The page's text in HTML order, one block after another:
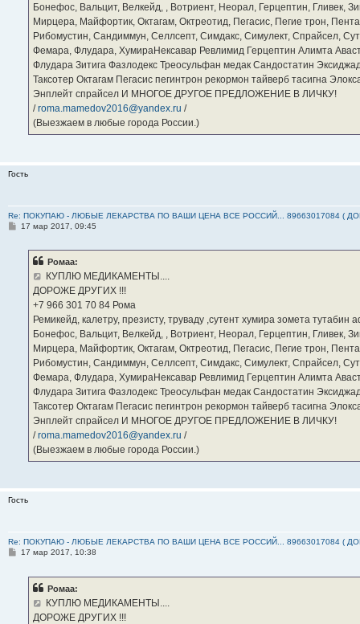
Бонефос, Вальцит, Велкейд, , Вотриент, Неорал, Герцептин, Гливек,
Мирцера, Майфортик, Октагам, Октреотид, Пегасис, Пегие трон,
Рибомустин, Сандиммун, Селлсепт, Симдакс, Симулект, Спрайсел,
Фемара, Флудара, ХумираНексавар Ревлимид Герцептин Алимта
Флудара Зитига Фазлодекс Треосульфан медак Сандостатин
Таксотер Октагам Пегасис пегинтрон рекормон тайверб тасигна
Энплейт спрайсел И МНОГОЕ ДРУГОЕ ПРЕДЛОЖЕНИЕ В ЛИЧКУ!
/roma.mamedov2016@yandex.ru /
(Выезжаем в любые города России.)
Гость
Re: ПОКУПАЮ - ЛЮБЫЕ ЛЕКАРСТВА ПО ВАШИ ЦЕНА ВСЕ РОССИЙ... 89663017084 (
С17 мар 2017, 09:45
Ромаа:
КУПЛЮ МЕДИКАМЕНТЫ....
ДОРОЖЕ ДРУГИХ !!!
‪+7 966 301 70 84‬ Рома
Ремикейд, калетру, презисту, труваду ,сутент хумира зомета
Бонефос, Вальцит, Велкейд, , Вотриент, Неорал, Герцептин, Гливек,
Мирцера, Майфортик, Октагам, Октреотид, Пегасис, Пегие трон,
Рибомустин, Сандиммун, Селлсепт, Симдакс, Симулект, Спрайсел,
Фемара, Флудара, ХумираНексавар Ревлимид Герцептин Алимта
Флудара Зитига Фазлодекс Треосульфан медак Сандостатин
Таксотер Октагам Пегасис пегинтрон рекормон тайверб тасигна
Энплейт спрайсел И МНОГОЕ ДРУГОЕ ПРЕДЛОЖЕНИЕ В ЛИЧКУ!
/roma.mamedov2016@yandex.ru /
(Выезжаем в любые города России.)
Гость
Re: ПОКУПАЮ - ЛЮБЫЕ ЛЕКАРСТВА ПО ВАШИ ЦЕНА ВСЕ РОССИЙ... 89663017084 (
С17 мар 2017, 10:38
Ромаа:
КУПЛЮ МЕДИКАМЕНТЫ....
ДОРОЖЕ ДРУГИХ !!!